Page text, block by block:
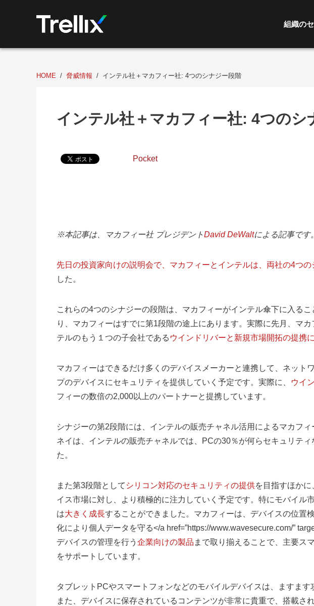
組織の
HOME 脅威情報 インテル社＋マカフィー社: 4つのシナジー段階
インテル社＋マカフィー社: 4つのシ
Pocket
※本記事は、マカフィー社 プレジデントDavid DeWaltによる記事です。
先日の投資家向けの説明会で、マカフィーとインテルは、両社の4つ
した。
これらの4つのシナジーの段階は、マカフィーがインテル傘下に入る
り、マカフィーはすでに第1段階の途上にあります。実際に先月、マ
テルのもう１つの子会社である ウインドリバーと新規市場開拓の提携
マカフィーはできるだけ多くのデバイスメーカーと連携して、ネット
プのデバイスにセキュリティを提供していく予定です。実際に、
ウイ
フィーの数倍の2,000以上のパートナーと提携しています。
シナジーの第2段階には、インテルの販売チャネル活用によるマカフ
ネイは、インテルの販売チャネルでは、PCの30％が何らセキュリテ
た。
また第3段階として シリコン対応のセキュリティの提供を目指すほか
イス市場に対し、より積極的に注力していく予定です。特にモバイル
は大きく成長することができました。マカフィーは、デバイスの位置
化により個人データを守る</a href=”https://www.wavesecure.com/”
デバイスの管理を行う 企業向けの製品 まで取り揃えることで、主要ス
をサポートしています。
タブレットPCやスマートフォンなどのモバイルデバイスは、ますます
また、デバイスに保存されているコンテンツが非常に貴重で、搭載さ